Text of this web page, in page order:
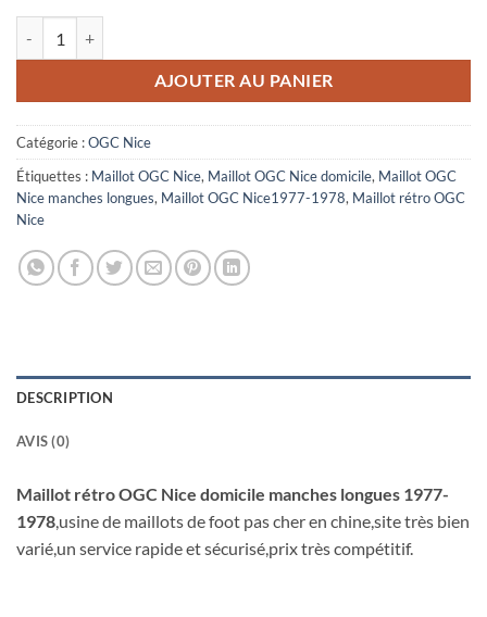
AJOUTER AU PANIER
Catégorie :OGC Nice
Étiquettes : Maillot OGC Nice, Maillot OGC Nice domicile, Maillot OGC
Nice manches longues, Maillot OGC Nice1977-1978, Maillot rétro OGC
Nice
DESCRIPTION
AVIS (0)
Maillot rétro OGC Nice domicile manches longues 1977-
1978,usine de maillots de foot pas cher en chine,site très bien
varié,un service rapide et sécurisé,prix très compétitif.